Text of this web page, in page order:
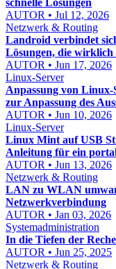
schnelle Lösungen
AUTOR • Jul 12, 2026
Netzwerk & Routing
Landroid verbindet
Lösungen, die wirklich
AUTOR • Jun 17, 2026
Linux-Server
Anpassung von
zur Anpassung des
AUTOR • Jun 10, 2026
Linux-Server
Linux Mint auf USB
Anleitung für ein
AUTOR • Jun 13, 2026
Netzwerk & Routing
LAN zu WLAN
Netzwerkverbindung
AUTOR • Jan 03, 2026
Systemadministration
In die Tiefen der
AUTOR • Jun 25, 2025
Netzwerk & Routing